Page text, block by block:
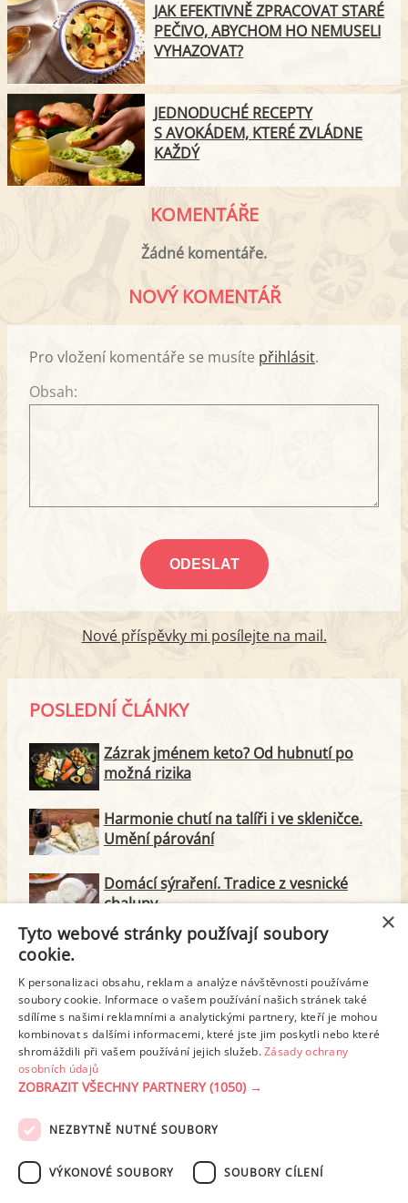
JAK EFEKTIVNĚ ZPRACOVAT STARÉ
PEČIVO, ABYCHOM HO NEMUSELI
VYHAZOVAT?
JEDNODUCHÉ RECEPTY
S AVOKÁDEM, KTERÉ ZVLÁDNE
KAŽDÝ
KOMENTÁŘE
Žádné komentáře.
NOVÝ KOMENTÁŘ
Pro vložení komentáře se musíte přihlásit.
Obsah:
Nové příspěvky mi posílejte na mail.
POSLEDNÍ ČLÁNKY
Zázrak jménem keto? Od hubnutí po
možná rizika
Harmonie chutí na talíři i ve skleničce.
Umění párování
Domácí sýraření. Tradice z vesnické
chalupy
Majonéza jako královna teplé kuchyně
Proteinové svačinky za zlomek ceny.
Vyrobte si je doma
PODMÍNKY UŽITÍ ZÁSADY OCHRANY OSOBNÍCH ÚDAJŮ
NASTAVENÍ COOKIES
×
Tyto webové stránky používají soubory
cookie.
K personalizaci obsahu, reklam a analýze návštěvnosti používáme
soubory cookie. Informace o vašem používání našich stránek také
sdílíme s našimi reklamními a analytickými partnery, kteří je mohou
kombinovat s dalšími informacemi, které jste jim poskytli nebo které
shromáždili při vašem používání jejich služeb.Zásady ochrany
osobních údajů
ZOBRAZIT VŠECHNY PARTNERY(1050) →
NEZBYTNĚ NUTNÉ SOUBORY
VÝKONOVÉ SOUBORY SOUBORY CÍLENÍ